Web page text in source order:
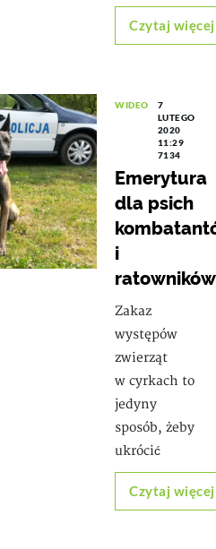
Czytaj więcej
WIDEO
7
LUTEGO
2020
11:29
7134
Emerytura
dla psich
i
ratowników
Zakaz
występów
zwierząt
w cyrkach to
jedyny
sposób, żeby
ukrócić
Czytaj więcej